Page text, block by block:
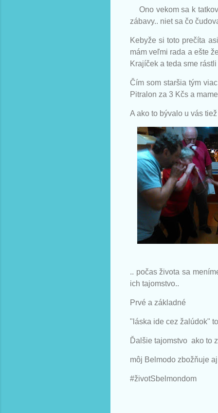
Ono vekom sa k
zábavy.. niet sa čo
Kebyže si toto prečíta
mám veľmi rada a ešte
Krajíček a teda sme
Čím som staršia tým
Pitralon za 3 Kčs a
A ako to bývalo u vás
.. počas života sa
ich tajomstvo..
Prvé a základné
"láska ide cez žalúdok"
Ďalšie tajomstvo ako to
môj Belmodo zbožňuje
#životSbelmondom